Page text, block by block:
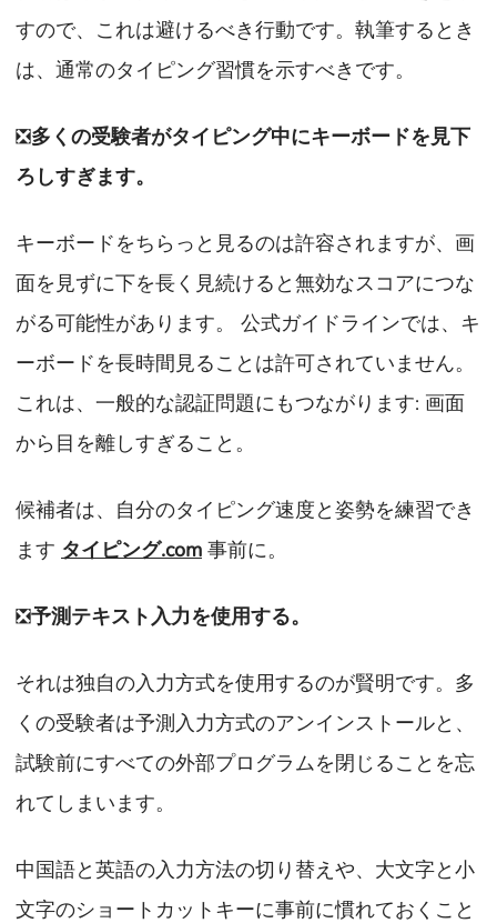
すので、これは避けるべき行動です。執筆するとき
は、通常のタイピング習慣を示すべきです。
❎多くの受験者がタイピング中にキーボードを見下
ろしすぎます。
キーボードをちらっと見るのは許容されますが、画
面を見ずに下を長く見続けると無効なスコアにつな
がる可能性があります。 公式ガイドラインでは、キ
ーボードを長時間見ることは許可されていません。
これは、一般的な認証問題にもつながります: 画面
から目を離しすぎること。
候補者は、自分のタイピング速度と姿勢を練習でき
ます タイピング.com 事前に。
❎予測テキスト入力を使用する。
それは独自の入力方式を使用するのが賢明です。多
くの受験者は予測入力方式のアンインストールと、
試験前にすべての外部プログラムを閉じることを忘
れてしまいます。
中国語と英語の入力方法の切り替えや、大文字と小
文字のショートカットキーに事前に慣れておくこと